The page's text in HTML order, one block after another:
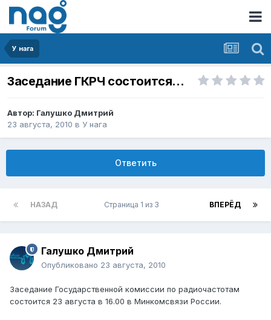
У нага
Заседание ГКРЧ состоится...
Автор: Галушко Дмитрий
23 августа, 2010 в У нага
Ответить
НАЗАД ВПЕРЁД
Страница 1 из 3
Галушко Дмитрий
Опубликовано 23 августа, 2010
Заседание Государственной комиссии по радиочастотам
состоится 23 августа в 16.00 в Минкомсвязи России.